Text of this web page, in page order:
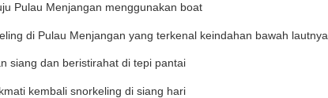
Pulau Menjangan menggunakan boat
di Pulau Menjangan yang terkenal keindahan bawah lautnya.
siang dan beristirahat di tepi pantai
kembali snorkeling di siang hari